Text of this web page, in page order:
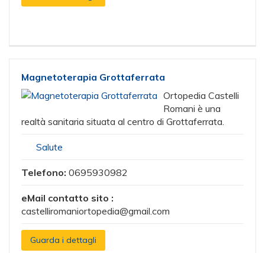
Magnetoterapia Grottaferrata
Ortopedia Castelli
Romani è una
realtà sanitaria situata al centro di Grottaferrata.
Salute
Telefono: 0695930982
eMail contatto sito :
castelliromaniortopedia@gmail.com
Guarda i dettagli